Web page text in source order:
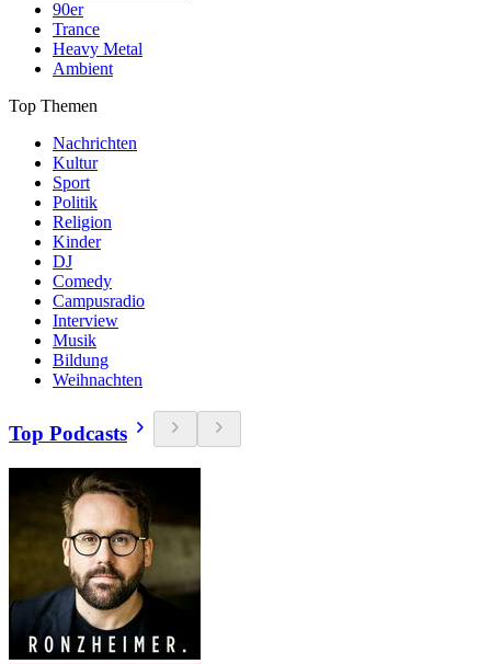
90er
Trance
Heavy Metal
Ambient
Top Themen
Nachrichten
Kultur
Sport
Politik
Religion
Kinder
DJ
Comedy
Campusradio
Interview
Musik
Bildung
Weihnachten
Top Podcasts